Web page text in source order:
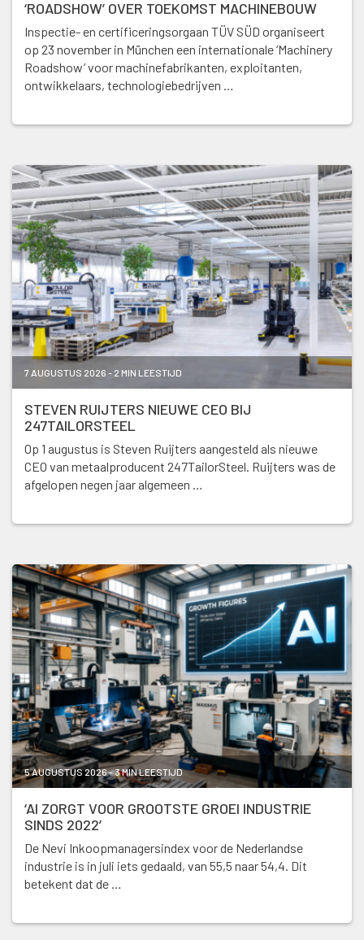
‘ROADSHOW’ OVER TOEKOMST MACHINEBOUW
Inspectie- en certificeringsorgaan TÜV SÜD organiseert
op 23 november in München een internationale ‘Machinery
Roadshow’ voor machinefabrikanten, exploitanten,
ontwikkelaars, technologiebedrijven …
7 AUGUSTUS 2026 - 2 MIN LEESTIJD
STEVEN RUIJTERS NIEUWE CEO BIJ
247TAILORSTEEL
Op 1 augustus is Steven Ruijters aangesteld als nieuwe
CEO van metaalproducent 247TailorSteel. Ruijters was de
afgelopen negen jaar algemeen …
5 AUGUSTUS 2026 - 3 MIN LEESTIJD
‘AI ZORGT VOOR GROOTSTE GROEI INDUSTRIE
SINDS 2022’
De Nevi Inkoopmanagersindex voor de Nederlandse
industrie is in juli iets gedaald, van 55,5 naar 54,4. Dit
betekent dat de …